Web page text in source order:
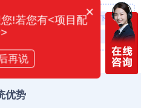
成绩推送 错题下载
练习
优势
×
!若您有<项目配
再说